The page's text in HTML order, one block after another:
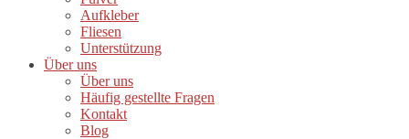
Aufkleber
Fliesen
Unterstützung
Über uns
Über uns
Häufig gestellte Fragen
Kontakt
Blog